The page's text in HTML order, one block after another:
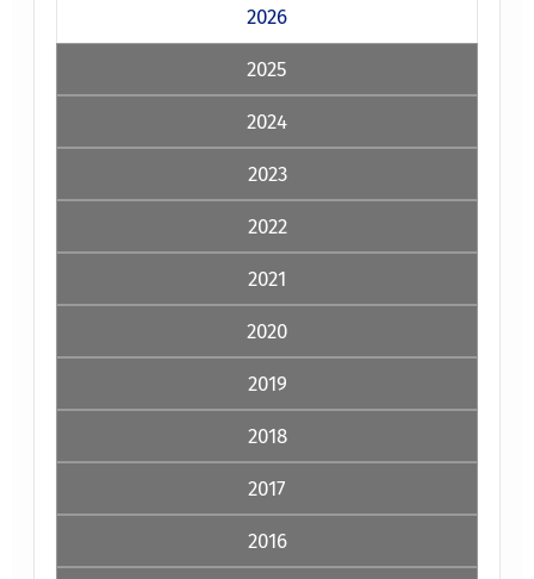
2026
2025
2024
2023
2022
2021
2020
2019
2018
2017
2016